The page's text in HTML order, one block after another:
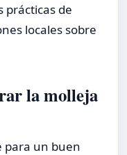
prácticas de
locales sobre
la molleja
para un buen